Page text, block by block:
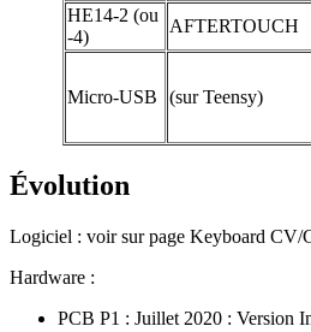
HE14-2 (ou
-4)
AFTERTOUCH
Micro-USB (sur Teensy)
Évolution
Logiciel : voir sur page Keyboard CV/
Hardware :
PCB P1 : Juillet 2020 : Version